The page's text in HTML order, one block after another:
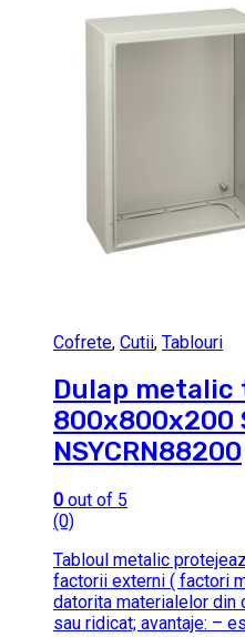
Cofrete, Cutii, Tablouri
Dulap
800x800x200
NSYCRN88200
0 out of 5
(0)
Tabloul metalic
factorii externi ( factori
datorita materialelor
sau ridicat; avantaje: –